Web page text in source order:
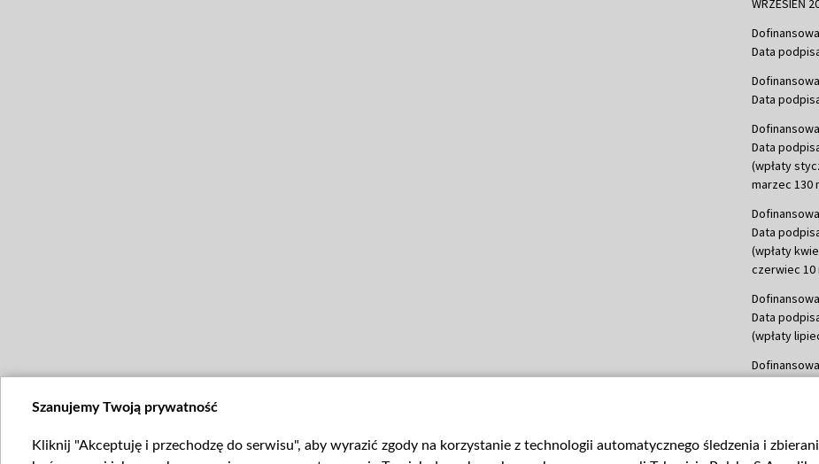
WRZESIEŃ
Data
Data
Data
(wpłaty
marzec 130
Data
(wpłaty
czerwiec 10
Data
(wpłaty
Data
Szanujemy Twoją prywatność
Kliknij "Akceptuję i przechodzę do serwisu", aby wyrazić zgody na korzystanie z technologii automatycznego śledzenia i